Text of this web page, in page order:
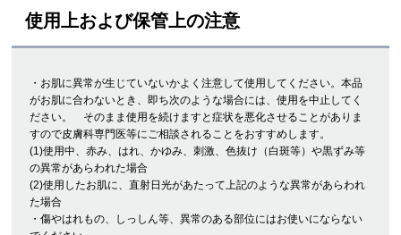
使用上および保管上の注意
・お肌に異常が生じていないかよく注意して使用してください。本品
がお肌に合わないとき、即ち次のような場合には、使用を中止してく
ださい。 そのまま使用を続けますと症状を悪化させることがありま
すので皮膚科専門医等にご相談されることをおすすめします。
(1)使用中、赤み、はれ、かゆみ、刺激、色抜け（白斑等）や黒ずみ等
の異常があらわれた場合
(2)使用したお肌に、直射日光があたって上記のような異常があらわれ
た場合
・傷やはれもの、しっしん等、異常のある部位にはお使いにならない